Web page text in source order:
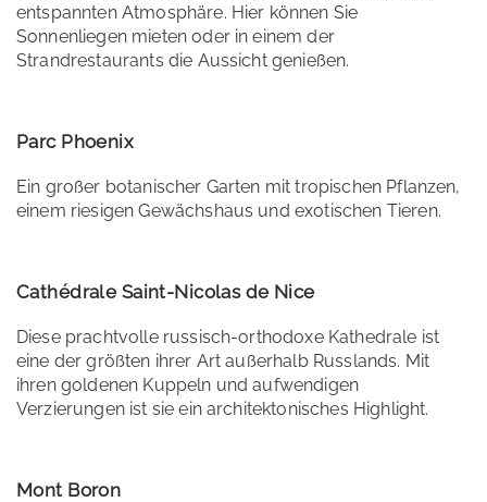
entspannten Atmosphäre. Hier können Sie
Sonnenliegen mieten oder in einem der
Strandrestaurants die Aussicht genießen.
Parc Phoenix
Ein großer botanischer Garten mit tropischen Pflanzen,
einem riesigen Gewächshaus und exotischen Tieren.
Cathédrale Saint-Nicolas de Nice
Diese prachtvolle russisch-orthodoxe Kathedrale ist
eine der größten ihrer Art außerhalb Russlands. Mit
ihren goldenen Kuppeln und aufwendigen
Verzierungen ist sie ein architektonisches Highlight.
Mont Boron